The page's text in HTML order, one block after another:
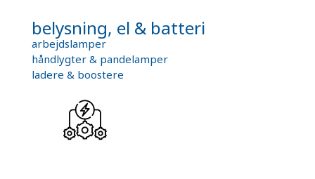
belysning, el & batteri
arbejdslamper
håndlygter & pandelamper
ladere & boostere